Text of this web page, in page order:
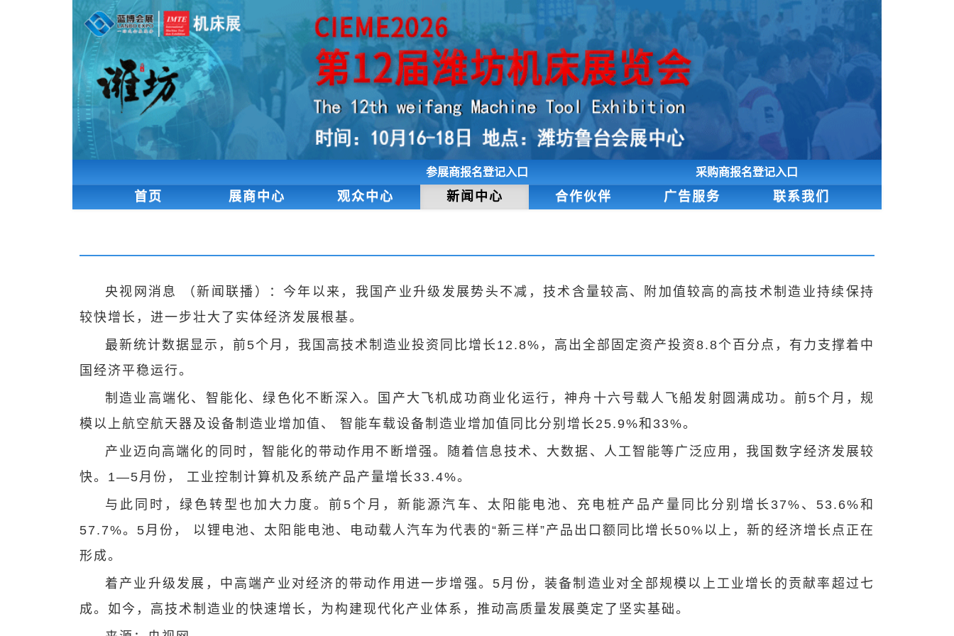
参展商报名登记入口 采购商报名登记入口
首页 展商中心 观众中心 新闻中心 合作伙伴 广告服务 联系我们
央视网消息 （新闻联播）：今年以来，我国产业升级发展势头不减，技术含量较高、附加值较高的高技术制造业持续保持
较快增长，进一步壮大了实体经济发展根基。
最新统计数据显示，前5个月，我国高技术制造业投资同比增长12.8%，高出全部固定资产投资8.8个百分点，有力支撑着中
国经济平稳运行。
制造业高端化、智能化、绿色化不断深入。国产大飞机成功商业化运行，神舟十六号载人飞船发射圆满成功。前5个月，规
模以上航空航天器及设备制造业增加值、 智能车载设备制造业增加值同比分别增长25.9%和33%。
产业迈向高端化的同时，智能化的带动作用不断增强。随着信息技术、大数据、人工智能等广泛应用，我国数字经济发展较
快。1—5月份， 工业控制计算机及系统产品产量增长33.4%。
与此同时，绿色转型也加大力度。前5个月，新能源汽车、太阳能电池、充电桩产品产量同比分别增长37%、53.6%和
57.7%。5月份， 以锂电池、太阳能电池、电动载人汽车为代表的“新三样”产品出口额同比增长50%以上，新的经济增长点正在
形成。
着产业升级发展，中高端产业对经济的带动作用进一步增强。5月份，装备制造业对全部规模以上工业增长的贡献率超过七
成。如今，高技术制造业的快速增长，为构建现代化产业体系，推动高质量发展奠定了坚实基础。